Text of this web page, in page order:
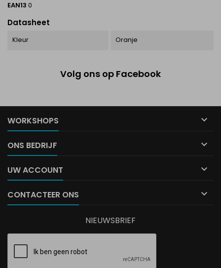
EAN13 0
Datasheet
Kleur Oranje
Volg ons op Facebook
WORKSHOPS 
ONS BEDRIJF 
UW ACCOUNT 
CONTACTEER ONS 
NIEUWSBRIEF